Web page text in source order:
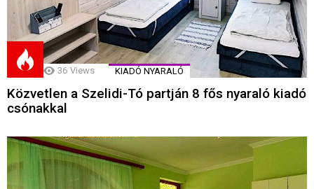
36 Views KIADÓ NYARALÓ
Közvetlen a Szelidi-Tó partján 8 fős nyaraló kiadó
csónakkal